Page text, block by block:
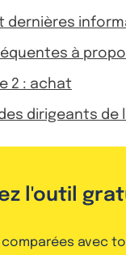
à
2 : achat
dirigeants de
l'outil
comparées avec